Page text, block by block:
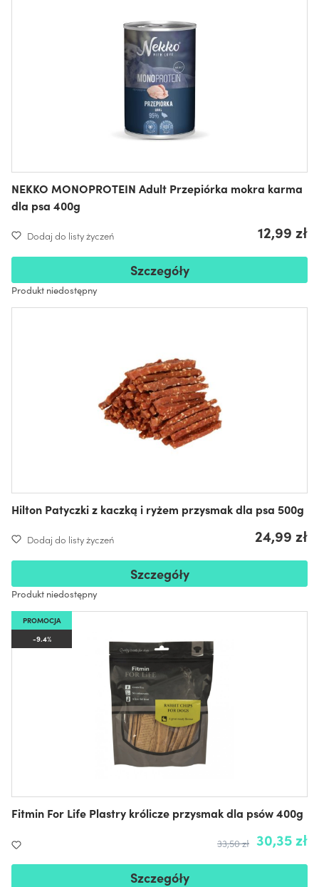
NEKKO MONOPROTEIN Adult Przepiórka mokra karma
dla psa 400g
Dodaj do listy życzeń 12,99 zł
Szczegóły
Produkt niedostępny
Hilton Patyczki z kaczką i ryżem przysmak dla psa 500g
Dodaj do listy życzeń 24,99 zł
Szczegóły
Produkt niedostępny
PROMOCJA
-9.4%
Fitmin For Life Plastry królicze przysmak dla psów 400g
30,35 zł
33,50 zł
Szczegóły